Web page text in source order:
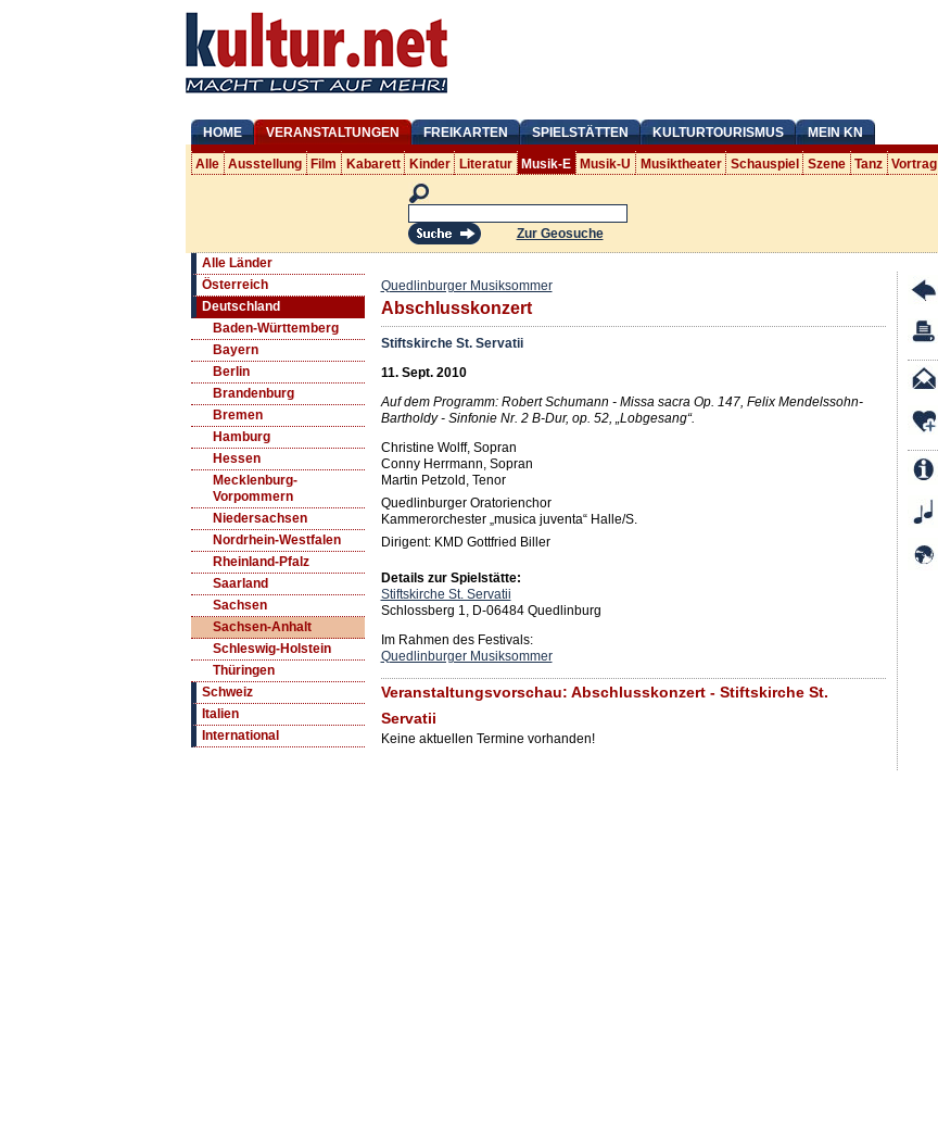
HOME VERANSTALTUNGEN FREIKARTEN SPIELSTÄTTEN KULTURTOURISMUS MEIN KN
Alle Ausstellung Film Kabarett Kinder Literatur Musik-E Musik-U Musiktheater Schauspiel Szene Tanz Vortrag
Zur Geosuche
Alle Länder
Österreich
Deutschland
Baden-Württemberg
Bayern
Berlin
Brandenburg
Bremen
Hamburg
Hessen
Mecklenburg-
Vorpommern
Niedersachsen
Nordrhein-Westfalen
Rheinland-Pfalz
Saarland
Sachsen
Sachsen-Anhalt
Schleswig-Holstein
Thüringen
Schweiz
Italien
International
Quedlinburger Musiksommer
Abschlusskonzert
Stiftskirche St. Servatii
11. Sept. 2010
Auf dem Programm: Robert Schumann - Missa sacra Op. 147, Felix Mendelssohn-
Bartholdy - Sinfonie Nr. 2 B-Dur, op. 52, „Lobgesang“.
Christine Wolff, Sopran
Conny Herrmann, Sopran
Martin Petzold, Tenor
Quedlinburger Oratorienchor
Kammerorchester „musica juventa“ Halle/S.
Dirigent: KMD Gottfried Biller
Details zur Spielstätte:
Stiftskirche St. Servatii
Schlossberg 1, D-06484 Quedlinburg
Im Rahmen des Festivals:
Quedlinburger Musiksommer
Veranstaltungsvorschau: Abschlusskonzert - Stiftskirche St.
Servatii
Keine aktuellen Termine vorhanden!